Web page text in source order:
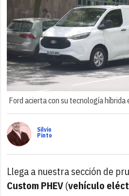
Ford acierta con su tecnología híbrida
Silvio
Pinto
Llega a nuestra sección de
Custom PHEV(vehículo